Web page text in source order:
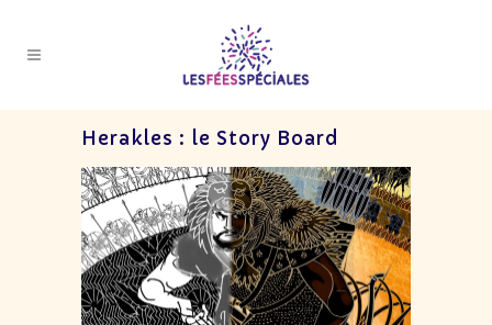
Herakles : le Story Board